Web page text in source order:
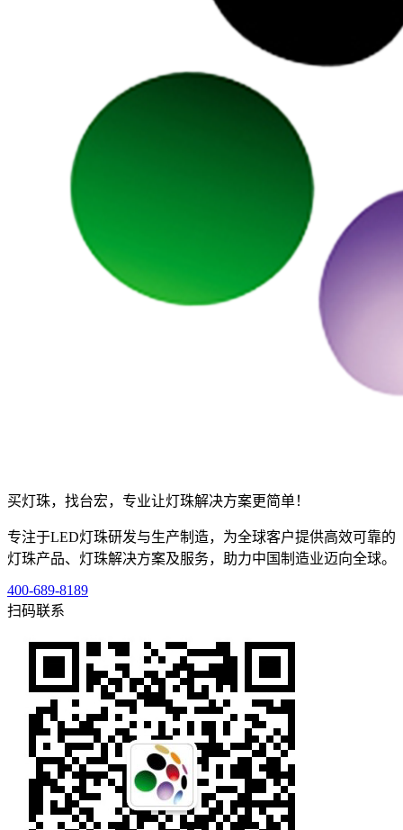
买灯珠，找台宏，专业让灯珠解决方案更简单！
专注于LED灯珠研发与生产制造，为全球客户提供高效可靠的
灯珠产品、灯珠解决方案及服务，助力中国制造业迈向全球。
400-689-8189
扫码联系